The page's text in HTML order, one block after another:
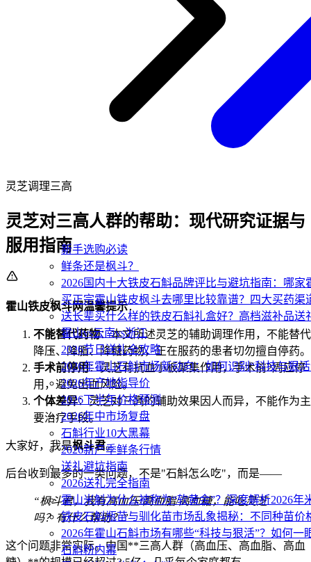
新手选购必读
鲜条还是枫斗？
2026国内十大铁皮石斛品牌评比与避坑指南：哪家
买正宗霍山铁皮枫斗去哪里比较靠谱？四大买药渠
送长辈买什么样的铁皮石斛礼盒好？高档滋补品送
霍山vs云南vs浙江
2026节日送礼全攻略
2026年霍山石斛市场新动向：如何识别“科技与狠
2026年产地指导价
2026下半年价格预测
2026年中市场复盘
石斛行业10大黑幕
2026新产季鲜条行情
送礼避坑指南
2026送礼完全指南
霍山米斛为什么被称为“软黄金”？深度解析2026年
铁皮石斛瓶苗与驯化苗市场乱象揭秘：不同种苗价
2026年霍山石斛市场有哪些“科技与狠活”？如何一
石斛粉内幕
灵芝调理三高
灵芝对三高人群的帮助：现代研究证据与
服用指南
霍山铁皮枫斗网温馨提示：
不能替代药物：本文所述灵芝的辅助调理作用，不能替代
降压、降脂、降糖药物，正在服药的患者切勿擅自停药。
手术前停用：灵芝有抗血小板聚集作用，手术前2周应停
用，避免出血风险。
个体差异：灵芝对三高的辅助效果因人而异，不能作为主
要治疗手段。
大家好，我是枫斗君。
后台收到最多的一类问题，不是"石斛怎么吃"，而是——
“枫斗君，我有高血压/高血脂/高血糖，能吃灵芝
吗？有什么帮助？”
这个问题非常实际。中国**三高人群（高血压、高血脂、高血